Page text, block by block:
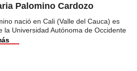
Palomino Cardozo
nació en Cali (Valle del Cauca) es
la Universidad Autónoma de Occidente